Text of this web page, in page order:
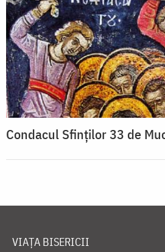
Condacul Sfinţilor 33 de
VIAȚA BISERICII